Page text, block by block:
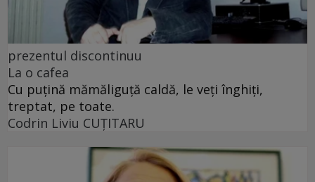
prezentul discontinuu
La o cafea
Cu puţină mămăliguţă caldă, le veţi înghiţi,
treptat, pe toate.
Codrin Liviu CUŢITARU